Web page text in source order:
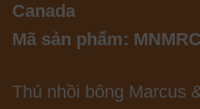
Canada
Mã sản phẩm:
Thú nhồi bông Marcus